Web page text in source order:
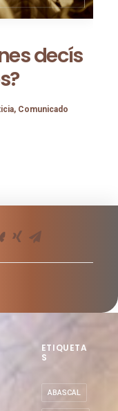
decís
ETIQUETA
S